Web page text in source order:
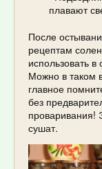
плавают
После
рецептам
использовать
Можно в таком
главное
без
проваривания!
сушат.